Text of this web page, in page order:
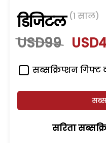
डिजिटल (1 साल)
USD99
सब्सक्रिप्शन गिफ्ट
सरिता